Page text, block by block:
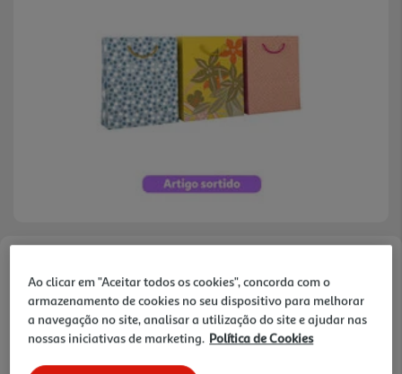
Ref. / EAN:3665257633585
1.59 €/un
Ao clicar em "Aceitar todos os cookies", concorda com o
armazenamento de cookies no seu dispositivo para melhorar
a navegação no site, analisar a utilização do site e ajudar nas
nossas iniciativas de marketing. Política de Cookies